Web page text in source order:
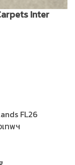
Inter
FL26
เทพฯ